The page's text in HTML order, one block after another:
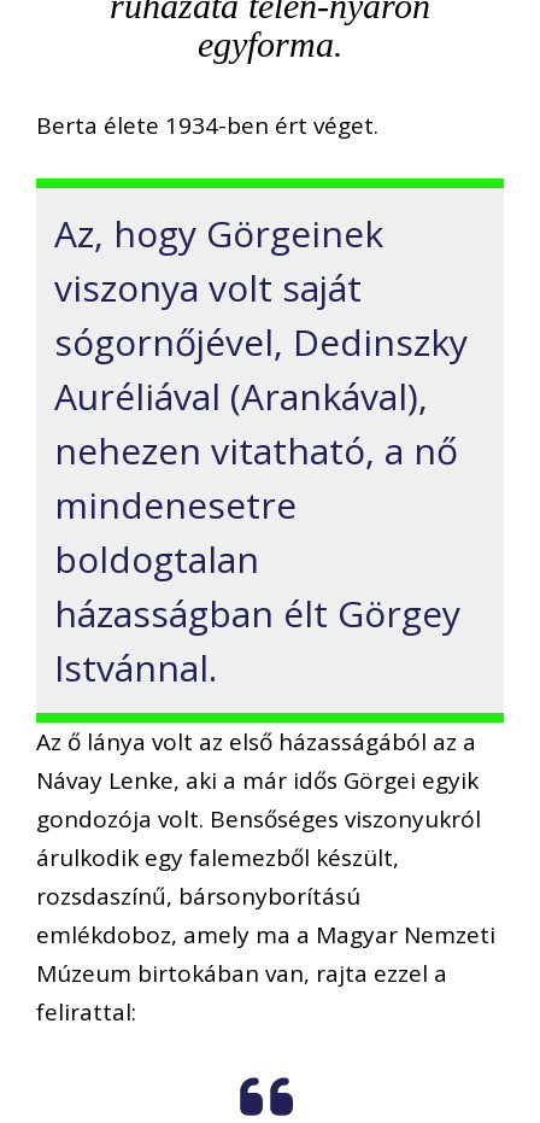
egyforma.
Berta élete 1934-ben ért véget.
Az, hogy Görgeinek
viszonya volt saját
sógornőjével, Dedinszky
Auréliával (Arankával),
nehezen vitatható, a nő
mindenesetre
boldogtalan
házasságban élt Görgey
Istvánnal.
Az ő lánya volt az első házasságából az a
Návay Lenke, aki a már idős Görgei egyik
gondozója volt. Bensőséges viszonyukról
árulkodik egy falemezből készült,
rozsdaszínű, bársonyborítású
emlékdoboz, amely ma a Magyar Nemzeti
Múzeum birtokában van, rajta ezzel a
felirattal: